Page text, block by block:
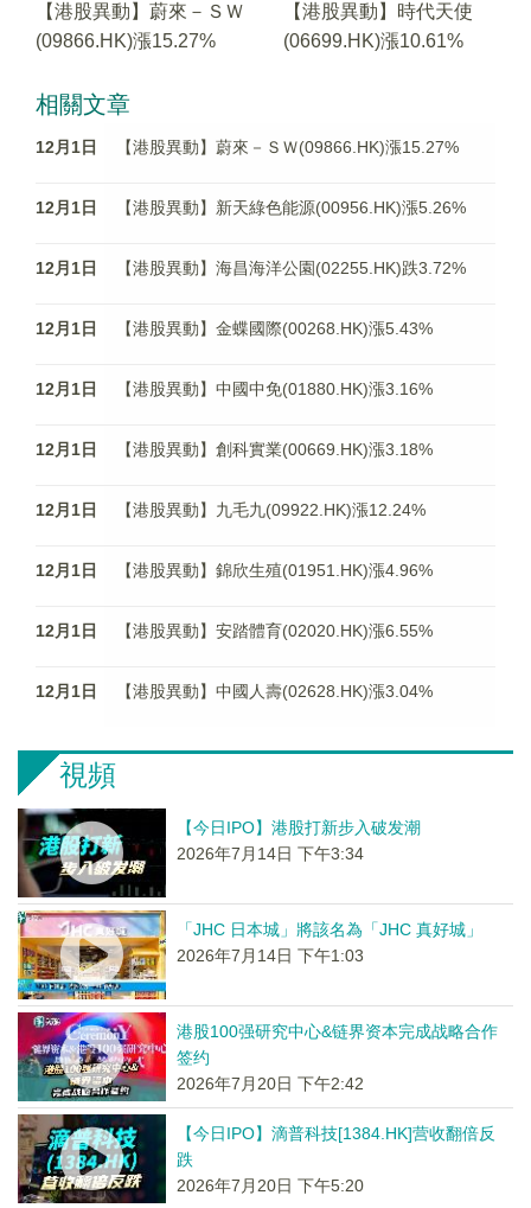
【港股異動】蔚來－ＳＷ
(09866.HK)漲15.27%
【港股異動】時代天使
(06699.HK)漲10.61%
相關文章
12月1日 【港股異動】蔚來－ＳＷ(09866.HK)漲15.27%
12月1日 【港股異動】新天綠色能源(00956.HK)漲5.26%
12月1日 【港股異動】海昌海洋公園(02255.HK)跌3.72%
12月1日 【港股異動】金蝶國際(00268.HK)漲5.43%
12月1日 【港股異動】中國中免(01880.HK)漲3.16%
12月1日 【港股異動】創科實業(00669.HK)漲3.18%
12月1日 【港股異動】九毛九(09922.HK)漲12.24%
12月1日 【港股異動】錦欣生殖(01951.HK)漲4.96%
12月1日 【港股異動】安踏體育(02020.HK)漲6.55%
12月1日 【港股異動】中國人壽(02628.HK)漲3.04%
視頻
【今日IPO】港股打新步入破发潮
2026年7月14日 下午3:34
「JHC 日本城」將該名為「JHC 真好城」
2026年7月14日 下午1:03
港股100强研究中心&链界资本完成战略合作
签约
2026年7月20日 下午2:42
【今日IPO】滴普科技[1384.HK]营收翻倍反
跌
2026年7月20日 下午5:20